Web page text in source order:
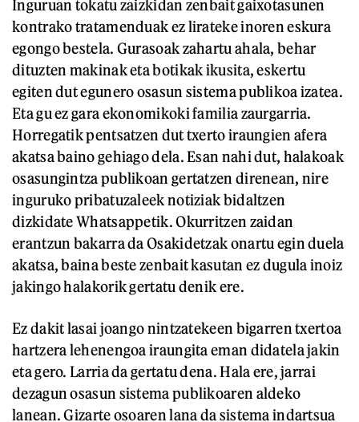
Inguruan tokatu zaizkidan zenbait gaixotasunen
kontrako tratamenduak ez lirateke inoren eskura
egongo bestela. Gurasoak zahartu ahala, behar
dituzten makinak eta botikak ikusita, eskertu
egiten dut egunero osasun sistema publikoa izatea.
Eta gu ez gara ekonomikoki familia zaurgarria.
Horregatik pentsatzen dut txerto iraungien afera
akatsa baino gehiago dela. Esan nahi dut, halakoak
osasungintza publikoan gertatzen direnean, nire
inguruko pribatuzaleek notiziak bidaltzen
dizkidate Whatsappetik. Okurritzen zaidan
erantzun bakarra da Osakidetzak onartu egin duela
akatsa, baina beste zenbait kasutan ez dugula inoiz
jakingo halakorik gertatu denik ere.
Ez dakit lasai joango nintzatekeen bigarren txertoa
hartzera lehenengoa iraungita eman didatela jakin
eta gero. Larria da gertatu dena. Hala ere, jarrai
dezagun osasun sistema publikoaren aldeko
lanean. Gizarte osoaren lana da sistema indartsua